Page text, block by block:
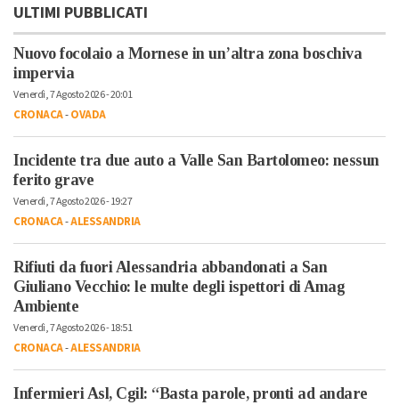
ULTIMI PUBBLICATI
Nuovo focolaio a Mornese in un’altra zona boschiva
impervia
Venerdì, 7 Agosto 2026 - 20:01
CRONACA-OVADA
Incidente tra due auto a Valle San Bartolomeo: nessun
ferito grave
Venerdì, 7 Agosto 2026 - 19:27
CRONACA-ALESSANDRIA
Rifiuti da fuori Alessandria abbandonati a San
Giuliano Vecchio: le multe degli ispettori di Amag
Ambiente
Venerdì, 7 Agosto 2026 - 18:51
CRONACA-ALESSANDRIA
Infermieri Asl, Cgil: “Basta parole, pronti ad andare